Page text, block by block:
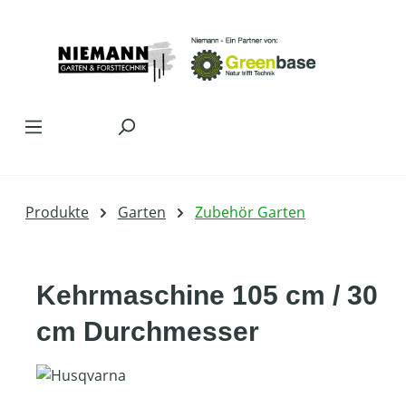
Produkte Garten Zubehör Garten
Kehrmaschine 105 cm / 30
cm Durchmesser